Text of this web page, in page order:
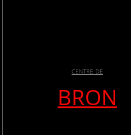
CENTRE DE
BRON